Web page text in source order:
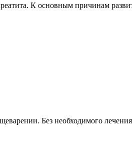
К основным причинам
Без необходимого